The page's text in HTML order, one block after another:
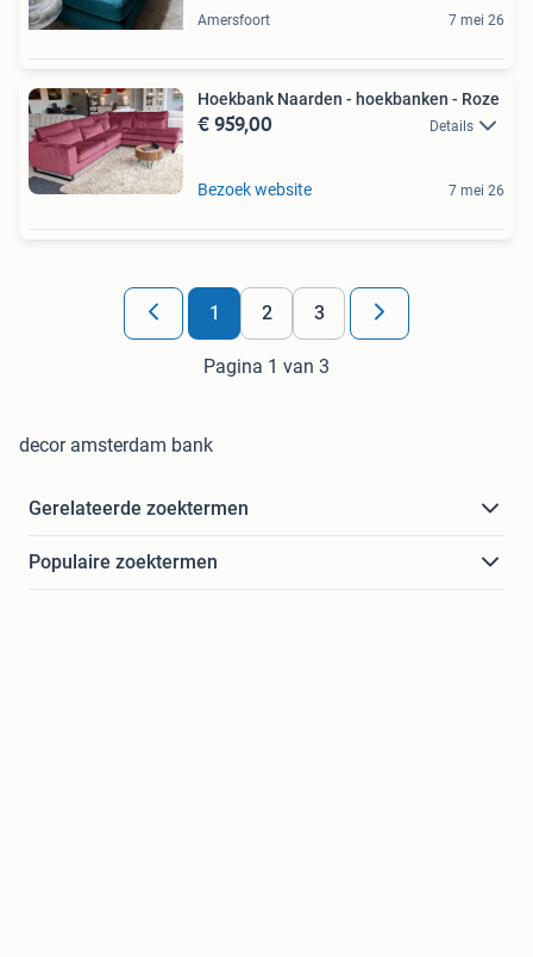
Amersfoort 7 mei 26
Hoekbank Naarden - hoekbanken - Roze
€ 959,00 Details
Bezoek website 7 mei 26
1 2 3
Pagina 1 van 3
decor amsterdam bank
Gerelateerde zoektermen
Populaire zoektermen